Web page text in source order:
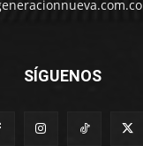
SÍGUENOS